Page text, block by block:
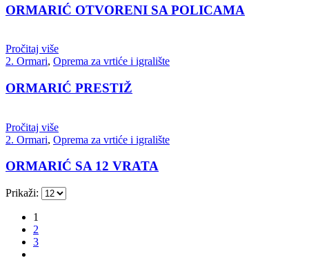
ORMARIĆ OTVORENI SA POLICAMA
Pročitaj više
2. Ormari, Oprema za vrtiće i igralište
ORMARIĆ PRESTIŽ
Pročitaj više
2. Ormari, Oprema za vrtiće i igralište
ORMARIĆ SA 12 VRATA
Prikaži:
1
2
3